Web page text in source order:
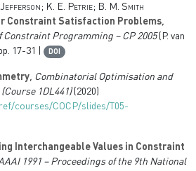
Jefferson; K. E. Petrie; B. M. Smith
Constraint Satisfaction Problems,
Programming – CP 2005(P. van
17-31 |
DOI
, Combinatorial Optimisation and
1DL441)(2020)
courses/COCP/slides/T05-
Interchangeable Values in Constraint
1991 – Proceedings of the 9th National